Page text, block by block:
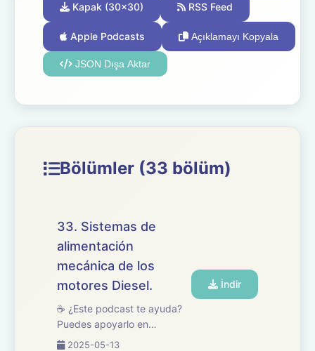
Kapak (30x30) RSS Feed
Apple Podcasts Açıklamayı Kopyala
JSON Dışa Aktar
Bölümler (33 bölüm)
33. Sistemas de
alimentación
mecánica de los
motores Diesel.
☕ ¿Este podcast te ayuda?
Puedes apoyarlo en
buymeacoffee.com/oposicionesfp
2025-05-13
İndir